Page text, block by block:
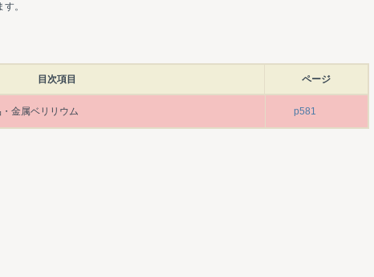
。
目次項目 ページ
金属ベリリウム p581